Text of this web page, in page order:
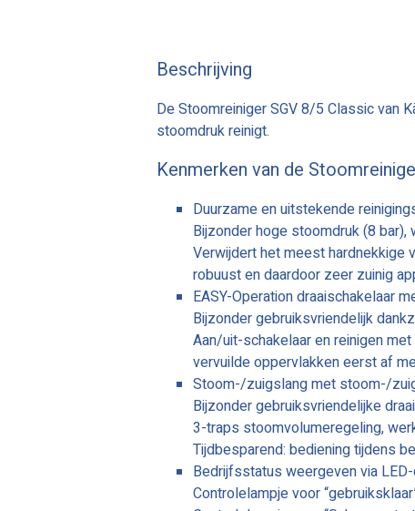
Beschrijving
De Stoomreiniger SGV 8/5 Classic van
stoomdruk reinigt.
Kenmerken van de
Duurzame en uitstekende
Bijzonder hoge stoomdruk (8 bar),
Verwijdert het meest hardnekkige
robuust en daardoor zeer zuinig
EASY-Operation draaischakelaar
Bijzonder gebruiksvriendelijk
Aan/uit-schakelaar en reinigen
vervuilde oppervlakken eerst af
Stoom-/zuigslang met stoom-/
Bijzonder gebruiksvriendelijke
3-traps stoomvolumeregeling,
Tijdbesparend: bediening tijdens
Bedrijfsstatus weergeven via
Controlelampje voor